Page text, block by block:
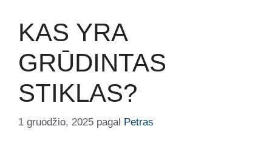
KAS YRA
GRŪDINTAS
STIKLAS?
1 gruodžio, 2025 pagal Petras